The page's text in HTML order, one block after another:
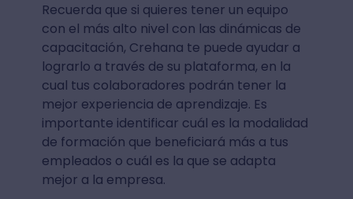
Recuerda que si quieres tener un equipo
con el más alto nivel con las dinámicas de
capacitación, Crehana te puede ayudar a
lograrlo a través de su plataforma, en la
cual tus colaboradores podrán tener la
mejor experiencia de aprendizaje. Es
importante identificar cuál es la modalidad
de formación que beneficiará más a tus
empleados o cuál es la que se adapta
mejor a la empresa.